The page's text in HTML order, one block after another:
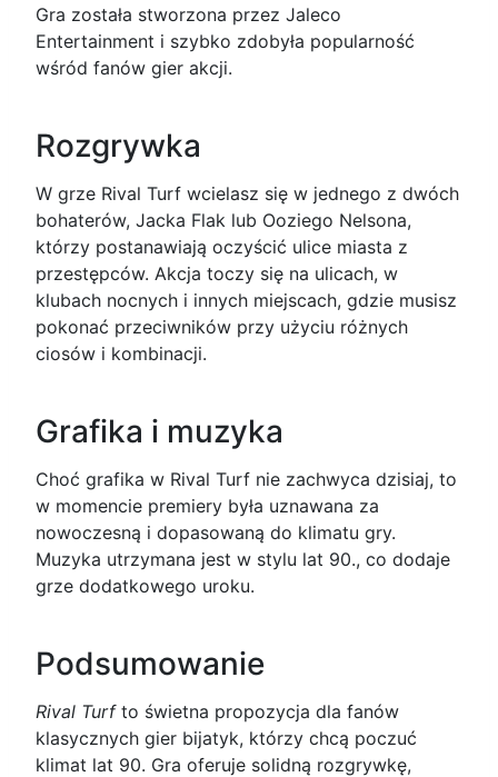
Gra została stworzona przez Jaleco
Entertainment i szybko zdobyła popularność
wśród fanów gier akcji.
Rozgrywka
W grze Rival Turf wcielasz się w jednego z dwóch
bohaterów, Jacka Flak lub Ooziego Nelsona,
którzy postanawiają oczyścić ulice miasta z
przestępców. Akcja toczy się na ulicach, w
klubach nocnych i innych miejscach, gdzie musisz
pokonać przeciwników przy użyciu różnych
ciosów i kombinacji.
Grafika i muzyka
Choć grafika w Rival Turf nie zachwyca dzisiaj, to
w momencie premiery była uznawana za
nowoczesną i dopasowaną do klimatu gry.
Muzyka utrzymana jest w stylu lat 90., co dodaje
grze dodatkowego uroku.
Podsumowanie
Rival Turfto świetna propozycja dla fanów
klasycznych gier bijatyk, którzy chcą poczuć
klimat lat 90. Gra oferuje solidną rozgrywkę,